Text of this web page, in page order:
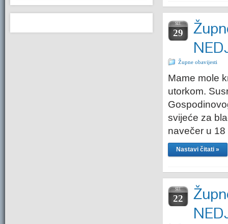
SIJ.
29
Župne obavijesti
Mame mole
utorkom.
svijeće za
navečer u
Nastavi čitati »
SIJ.
22